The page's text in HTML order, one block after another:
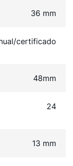
36 mm
certificado
48mm
24
13 mm